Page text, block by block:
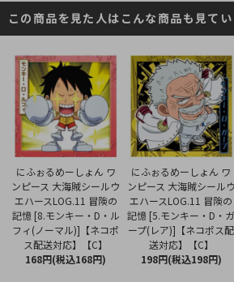
この商品を見た人はこんな商品も見て
にふぉるめーしょん ワ
ンピース 大海賊シールウ
エハースLOG.11 冒険の
記憶 [8.モンキー・D・ル
フィ(ノーマル)]【ネコポ
ス配送対応】【C】
168円(税込168円)
にふぉるめーしょん ワ
ンピース 大海賊シールウ
エハースLOG.11 冒険の
記憶 [5.モンキー・D・ガ
ープ(レア)]【ネコポス配
送対応】【C】
198円(税込198円)